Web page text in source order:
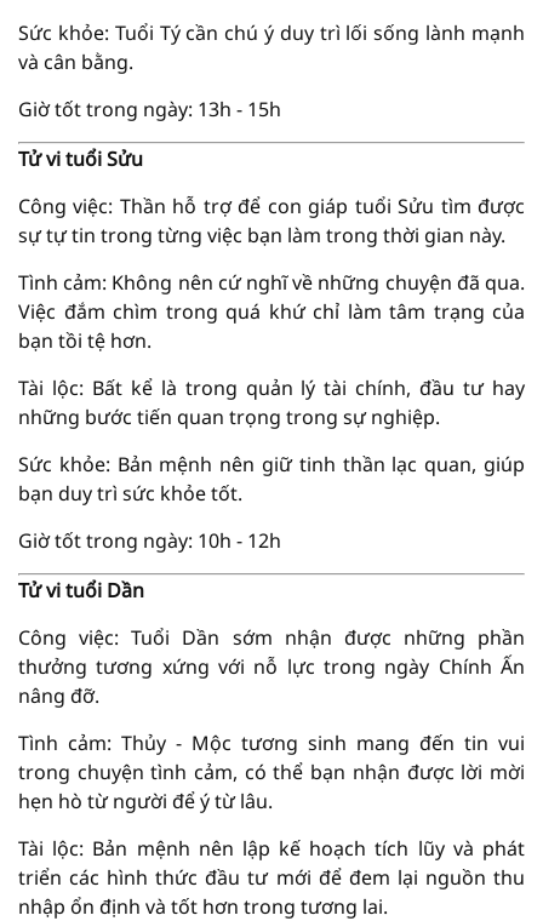
Sức khỏe: Tuổi Tý cần chú ý duy trì lối sống lành mạnh
và cân bằng.
Giờ tốt trong ngày: 13h - 15h
Tử vi tuổi Sửu
Công việc: Thần hỗ trợ để con giáp tuổi Sửu tìm được
sự tự tin trong từng việc bạn làm trong thời gian này.
Tình cảm: Không nên cứ nghĩ về những chuyện đã qua.
Việc đắm chìm trong quá khứ chỉ làm tâm trạng của
bạn tồi tệ hơn.
Tài lộc: Bất kể là trong quản lý tài chính, đầu tư hay
những bước tiến quan trọng trong sự nghiệp.
Sức khỏe: Bản mệnh nên giữ tinh thần lạc quan, giúp
bạn duy trì sức khỏe tốt.
Giờ tốt trong ngày: 10h - 12h
Tử vi tuổi Dần
Công việc: Tuổi Dần sớm nhận được những phần
thưởng tương xứng với nỗ lực trong ngày Chính Ấn
nâng đỡ.
Tình cảm: Thủy - Mộc tương sinh mang đến tin vui
trong chuyện tình cảm, có thể bạn nhận được lời mời
hẹn hò từ người để ý từ lâu.
Tài lộc: Bản mệnh nên lập kế hoạch tích lũy và phát
triển các hình thức đầu tư mới để đem lại nguồn thu
nhập ổn định và tốt hơn trong tương lai.